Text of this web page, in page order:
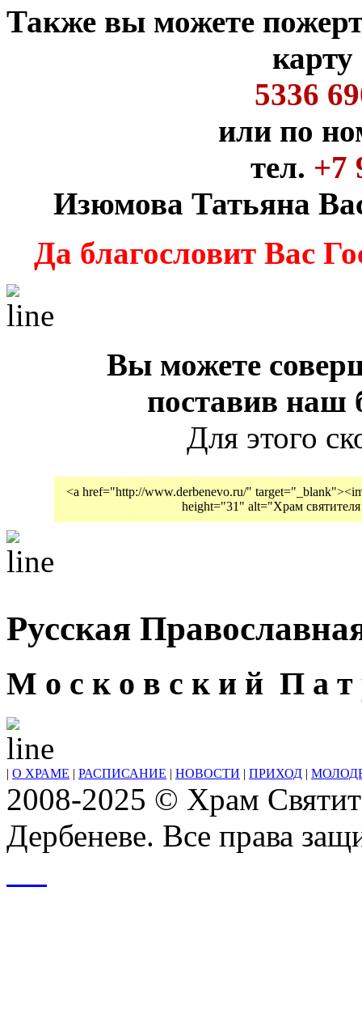
Также вы можете
5336
или по
тел. +7
Изюмова Татьяна
Да благословит Вас
Вы можете
поставив наш
Для этого
<a href="http://www.derbenevo.ru/"
height="31" alt="Храм
Русская
М о с к о в с к и й П а т
| О ХРАМЕ | РАСПИСАНИЕ | НОВОСТИ | ПРИХОД |
2008-2025 © Храм
Дербеневе. Все права